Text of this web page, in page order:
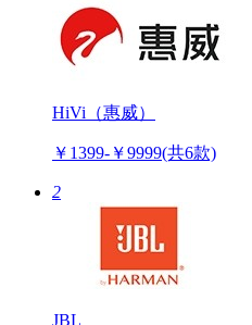
HiVi（惠威）
￥1399-￥9999(共6款)
2
JBL